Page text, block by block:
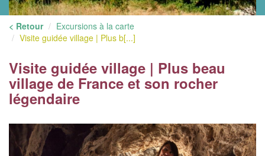
< Retour
Excursions à la carte
Visite guidée village | Plus b[...]
Visite guidée village | Plus beau
village de France et son rocher
légendaire